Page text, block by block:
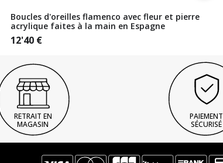
Boucles d'oreilles flamenco avec fleur et pierre
acrylique faites à la main en Espagne
12'40 €
RETRAIT EN
MAGASIN
PAIEMENT
SÉCURISÉ